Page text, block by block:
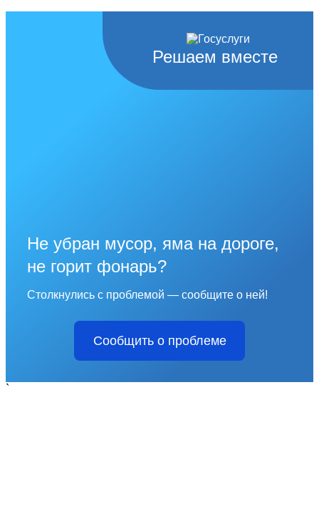
Решаем вместе
Не убран мусор, яма на дороге,
не горит фонарь?
Столкнулись с проблемой — сообщите о ней!
Сообщить о проблеме
`